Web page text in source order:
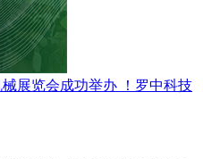
展览会成功举办 ！罗中科技